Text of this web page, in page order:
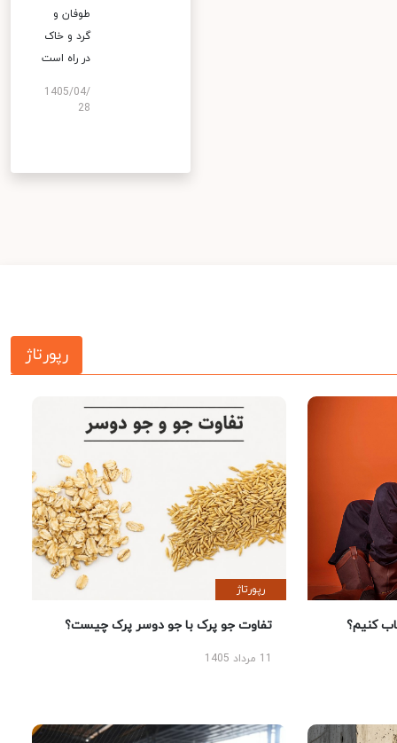
طوفان و
گرد و خاک
در راه است
1405/04/
28
رپورتاژ
کنیم؟
رپورتاژ
تفاوت جو پرک با جو دوسر پرک چیست؟